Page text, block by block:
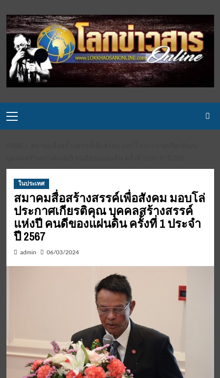
to
content
Menu
ในประเทศ
สมาคมสื่อสร้างสรรค์เพื่อสังคม มอบโล่
ประกาศเกียรติคุณ บุคคลสร้างสรรค์
แห่งปี คนดีของแผ่นดิน ครั้งที่ 1 ประจำ
ปี 2567
admin 06/03/2024